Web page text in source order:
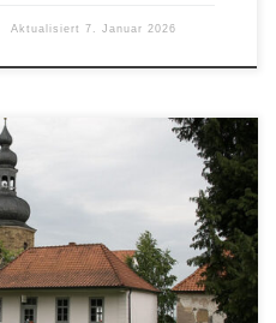
Aktualisiert 7. Januar 2026